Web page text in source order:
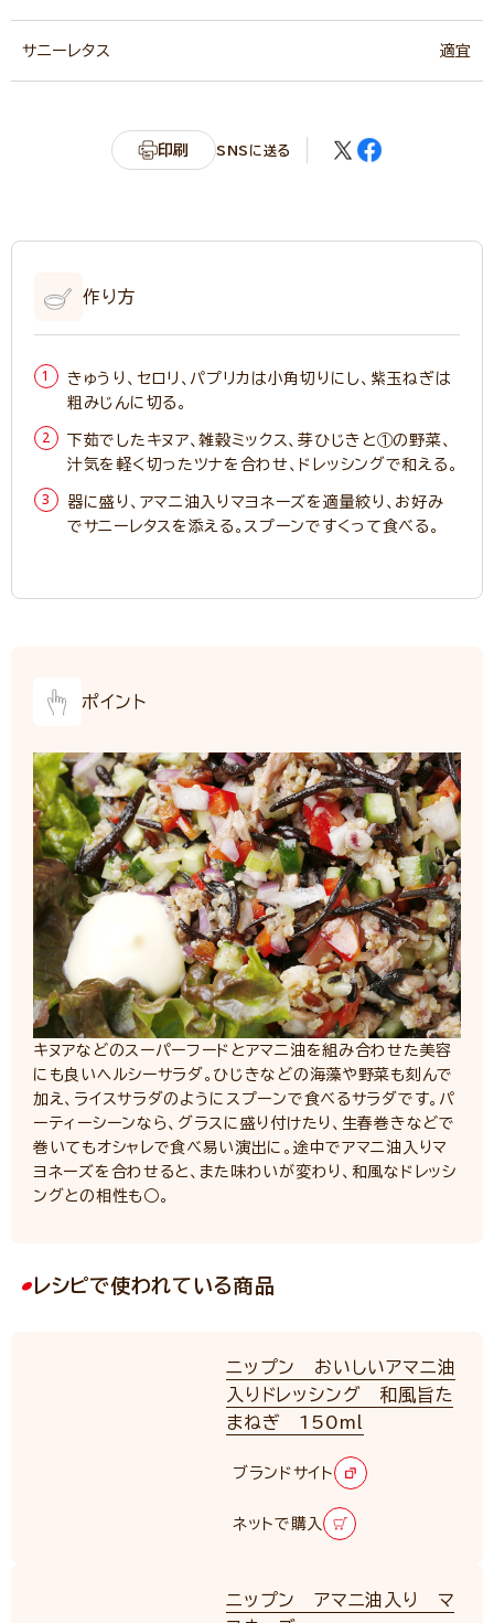
サニーレタス 適宜
印刷 SNSに送る
作り方
きゅうり、セロリ、パプリカは小角切りにし、紫玉ねぎは
粗みじんに切る。
下茹でしたキヌア、雑穀ミックス、芽ひじきと①の野菜、
汁気を軽く切ったツナを合わせ、ドレッシングで和える。
器に盛り、アマニ油入りマヨネーズを適量絞り、お好み
でサニーレタスを添える。スプーンですくって食べる。
ポイント
キヌアなどのスーパーフードとアマニ油を組み合わせた美容
にも良いヘルシーサラダ。ひじきなどの海藻や野菜も刻んで
加え、ライスサラダのようにスプーンで食べるサラダです。パ
ーティーシーンなら、グラスに盛り付けたり、生春巻きなどで
巻いてもオシャレで食べ易い演出に。途中でアマニ油入りマ
ヨネーズを合わせると、また味わいが変わり、和風なドレッシ
ングとの相性も○。
レシピで使われている商品
ニップン おいしいアマニ油
入りドレッシング 和風旨た
まねぎ 150ml
ブランドサイト
ネットで購入
ニップン アマニ油入り マ